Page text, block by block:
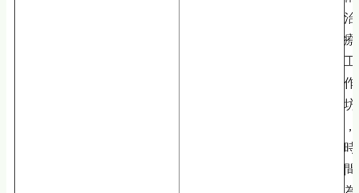
治
療
工
作
坊
，
時
間